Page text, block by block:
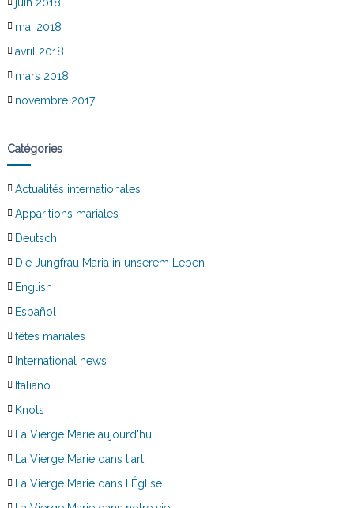
mai 2018
avril 2018
mars 2018
novembre 2017
Catégories
Actualités internationales
Apparitions mariales
Deutsch
Die Jungfrau Maria in unserem Leben
English
Español
fêtes mariales
International news
Italiano
Knots
La Vierge Marie aujourd'hui
La Vierge Marie dans l'art
La Vierge Marie dans l'Église